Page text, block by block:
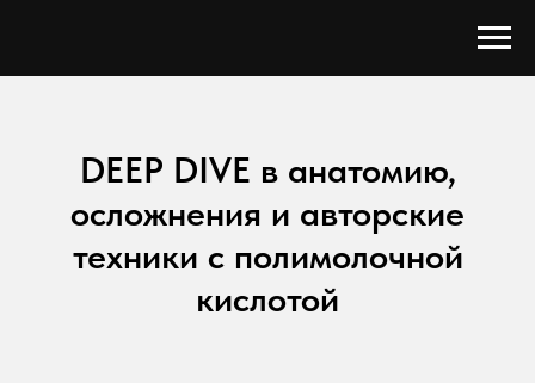
DEEP DIVE в анатомию,
осложнения и авторские
техники с полимолочной
кислотой